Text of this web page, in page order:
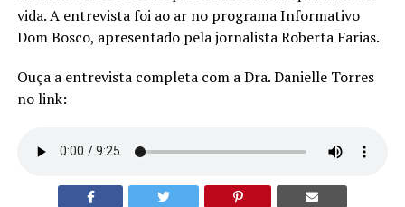
vida. A entrevista foi ao ar no programa Informativo
Dom Bosco, apresentado pela jornalista Roberta Farias.
Ouça a entrevista completa com a Dra. Danielle Torres
no link: